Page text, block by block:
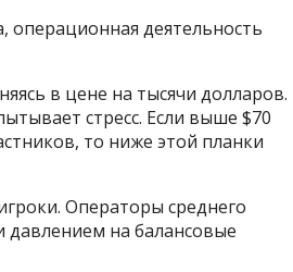
операционная деятельность
в цене на тысячи долларов.
стресс. Если выше $70
то ниже этой планки
Операторы среднего
давлением на балансовые